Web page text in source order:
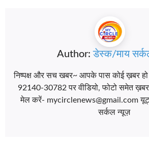
Author:डेस्क/माय
निष्पक्ष और सच खबर~ आपके पास कोई ख़बर हो
92140-30782 पर वीडियो, फोटो समेत
मेल करें- mycirclenews@gmail.com
सर्कल न्यूज़